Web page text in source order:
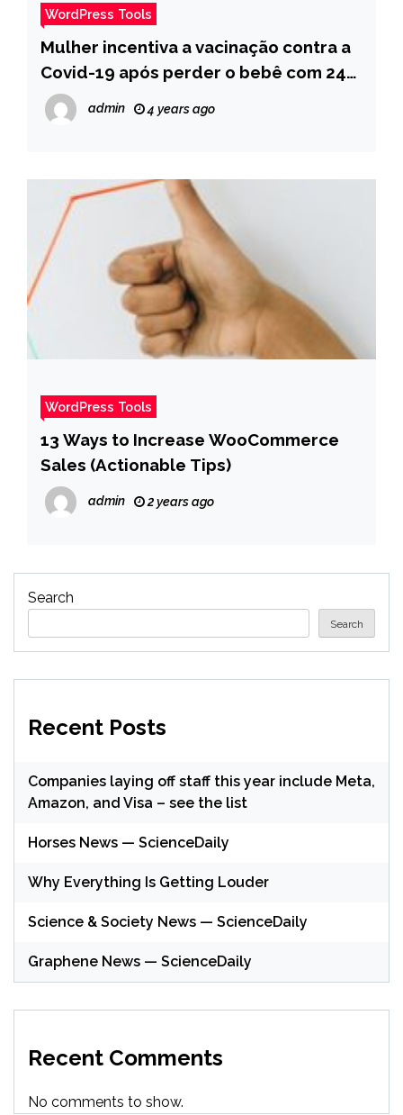
WordPress Tools
Mulher incentiva a vacinação contra a
Covid-19 após perder o bebê com 24
semanas de gestação – Pais
admin 4 years ago
WordPress Tools
13 Ways to Increase WooCommerce
Sales (Actionable Tips)
admin 2 years ago
Search
Search
Recent Posts
Companies laying off staff this year include Meta,
Amazon, and Visa – see the list
Horses News — ScienceDaily
Why Everything Is Getting Louder
Science & Society News — ScienceDaily
Graphene News — ScienceDaily
Recent Comments
No comments to show.